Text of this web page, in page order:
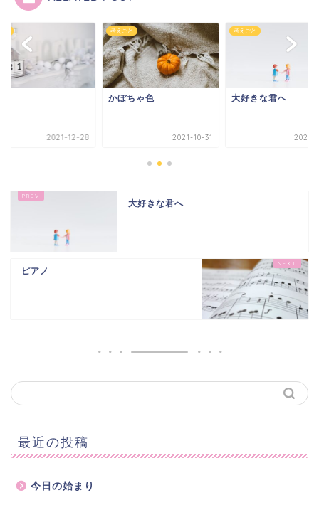
2021-12-28
考えごと
かぼちゃ色
2021-10-31
考えごと
大好きな君へ
2021-
大好きな君へ
ピアノ
最近の投稿
今日の始まり